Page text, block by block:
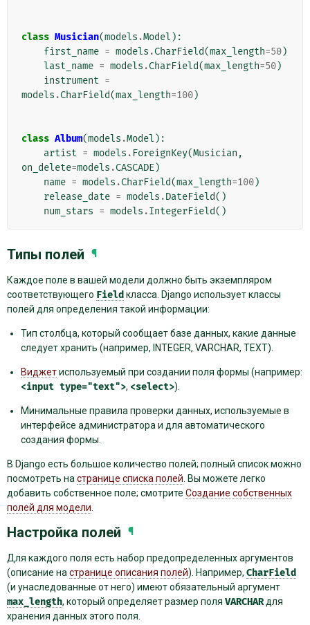
class Musician(models .Model ):
first_name = models .CharField(max_length=50)
last_name = models .CharField(max_length=50)
instrument =
models .CharField(max_length=100)
class Album(models .Model ):
artist = models . ForeignKey(Musician ,
on_delete=models .CASCADE)
name = models .CharField(max_length=100)
release_date = models .DateField()
num_stars = models .IntegerField()
Типы полей ¶
Каждое поле в вашей модели должно быть экземпляром
соответствующего Field класса. Django использует классы
полей для определения такой информации:
Тип столбца, который сообщает базе данных, какие данные
следует хранить (например, INTEGER, VARCHAR, TEXT).
Виджетиспользуемый при создании поля формы (например:
<input type="text">, <select>).
Минимальные правила проверки данных, используемые в
интерфейсе администратора и для автоматического
создания формы.
В Django есть большое количество полей; полный список можно
посмотреть на странице списка полей . Вы можете легко
добавить собственное поле; смотрите Создание собственных
полей для модели
Настройка полей ¶
Для каждого поля есть набор предопределенных аргументов
(описание на странице описания полей). Например, CharField
(и унаследованные от него) имеют обязательный аргумент
max_length, который определяет размер поля VARCHAR для
хранения данных этого поля.